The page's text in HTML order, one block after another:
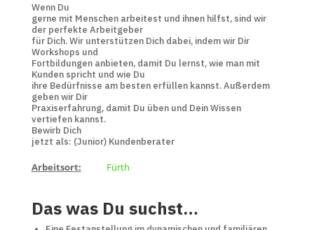
Wenn Du
gerne mit Menschen arbeitest und ihnen hilfst, sind wir
der perfekte Arbeitgeber
für Dich. Wir unterstützen Dich dabei, indem wir Dir
Workshops und
Fortbildungen anbieten, damit Du lernst, wie man mit
Kunden spricht und wie Du
ihre Bedürfnisse am besten erfüllen kannst. Außerdem
geben wir Dir
Praxiserfahrung, damit Du üben und Dein Wissen
vertiefen kannst.
Bewirb Dich
jetzt als: (Junior) Kundenberater
Arbeitsort: Fürth
Das was Du suchst…